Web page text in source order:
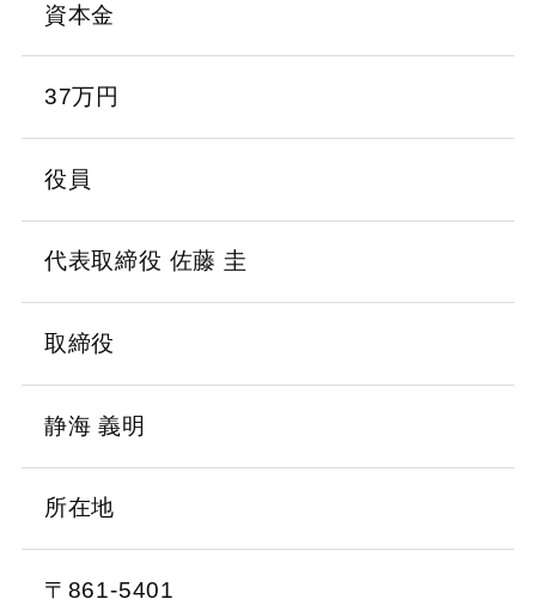
資本金
37万円
役員
代表取締役 佐藤 圭
取締役
静海 義明
所在地
〒861-5401